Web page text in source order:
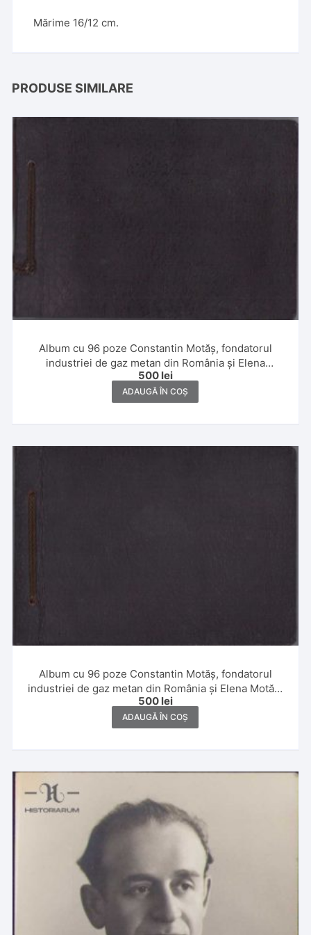
Mărime 16/12 cm.
PRODUSE SIMILARE
Album cu 96 poze Constantin Motăș, fondatorul
industriei de gaz metan din România și Elena
Motăș,1930 și 1931, Banat, Ada Kaleh, Slănic, Poiana
Brașov și Italia
500 lei
ADAUGĂ ÎN COȘ
Album cu 96 poze Constantin Motăș, fondatorul
industriei de gaz metan din România și Elena Motăș,
1929, Constanța, Giurgiu, Sibiu, Tușnad, Șuici,
Făgăraș și Dragoslavele
500 lei
ADAUGĂ ÎN COȘ